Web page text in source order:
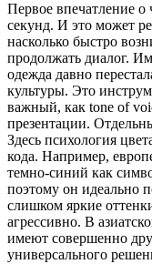
Первое впечатление о
секунд. И это может
насколько быстро
продолжать диалог.
одежда давно
культуры. Это
важный, как tone of
презентации.
Здесь психология
кода. Например,
темно-синий как
поэтому он идеально
слишком яркие
агрессивно. В
имеют совершенно
универсального